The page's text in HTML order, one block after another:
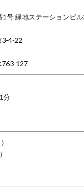
号 緑地ステーションビ
3-4-22
763-127
1分